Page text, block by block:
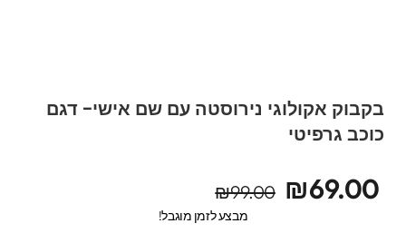
בקבוק אקולוגי נירוסטה עם שם אישי- דגם
כוכב גרפיטי
מחיר
מקורי
מחיר
מבצע
₪69.00
₪99.00
מבצע לזמן מוגבל!